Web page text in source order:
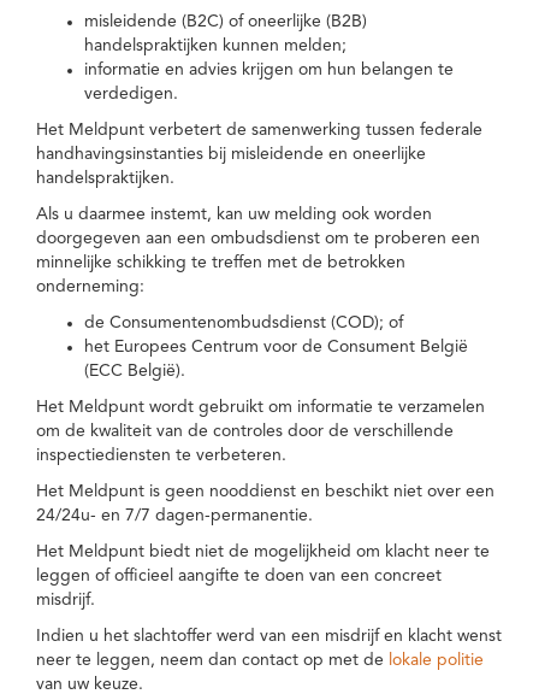
misleidende (B2C) of oneerlijke (B2B)
handelspraktijken kunnen melden;
informatie en advies krijgen om hun belangen te
verdedigen.
Het Meldpunt verbetert de samenwerking tussen federale
handhavingsinstanties bij misleidende en oneerlijke
handelspraktijken.
Als u daarmee instemt, kan uw melding ook worden
doorgegeven aan een ombudsdienst om te proberen een
minnelijke schikking te treffen met de betrokken
onderneming:
de Consumentenombudsdienst (COD); of
het Europees Centrum voor de Consument België
(ECC België).
Het Meldpunt wordt gebruikt om informatie te verzamelen
om de kwaliteit van de controles door de verschillende
inspectiediensten te verbeteren.
Het Meldpunt is geen nooddienst en beschikt niet over een
24/24u- en 7/7 dagen-permanentie.
Het Meldpunt biedt niet de mogelijkheid om klacht neer te
leggen of officieel aangifte te doen van een concreet
misdrijf.
Indien u het slachtoffer werd van een misdrijf en klacht wenst
neer te leggen, neem dan contact op met de lokale politie
van uw keuze.